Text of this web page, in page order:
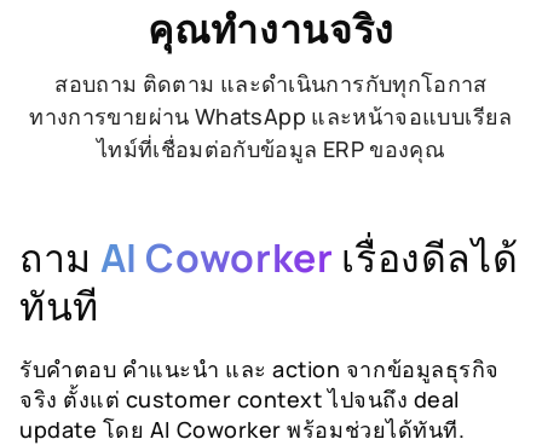
คุณทำงานจริง
สอบถาม ติดตาม และดำเนินการกับทุกโอกาส
ทางการขายผ่าน WhatsApp และหน้าจอแบบเรียล
ไทม์ที่เชื่อมต่อกับข้อมูล ERP ของคุณ
ถาม AI Coworker เรื่องดีลได้
ทันที
รับคำตอบ คำแนะนำ และ action จากข้อมูลธุรกิจ
จริง ตั้งแต่ customer context ไปจนถึง deal
update โดย AI Coworker พร้อมช่วยได้ทันที.